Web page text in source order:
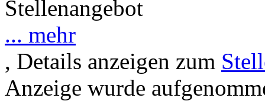
Stellenangebot
... mehr
, Details anzeigen zum
Anzeige wurde